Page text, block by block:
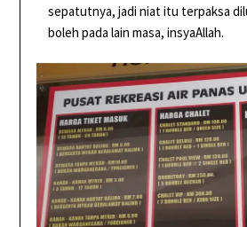
sepatutnya, jadi niat itu terpaksa
boleh pada lain masa, insyaAllah.